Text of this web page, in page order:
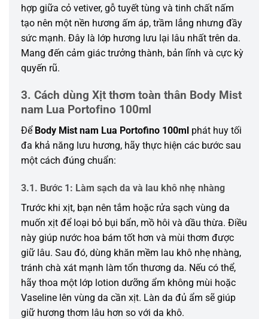
hợp giữa cỏ vetiver, gỗ tuyết tùng và tinh chất nấm
tạo nên một nền hương ấm áp, trầm lắng nhưng đầy
sức mạnh. Đây là lớp hương lưu lại lâu nhất trên da.
Mang đến cảm giác trưởng thành, bản lĩnh và cực kỳ
quyến rũ.
3. Cách dùng Xịt thơm toàn thân Body Mist
nam Lua Portofino 100ml
Để Body Mist nam Lua Portofino 100ml phát huy tối
đa khả năng lưu hương, hãy thực hiện các bước sau
một cách đúng chuẩn:
3.1. Bước 1: Làm sạch da và lau khô nhẹ nhàng
Trước khi xịt, bạn nên tắm hoặc rửa sạch vùng da
muốn xịt để loại bỏ bụi bẩn, mồ hôi và dầu thừa. Điều
này giúp nước hoa bám tốt hơn và mùi thơm được
giữ lâu. Sau đó, dùng khăn mềm lau khô nhẹ nhàng,
tránh chà xát mạnh làm tổn thương da. Nếu có thể,
hãy thoa một lớp lotion dưỡng ẩm không mùi hoặc
Vaseline lên vùng da cần xịt. Làn da đủ ẩm sẽ giúp
giữ hương thơm lâu hơn so với da khô.